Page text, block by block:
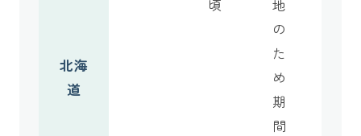
北海
道
頃
地
の
た
め
期
間